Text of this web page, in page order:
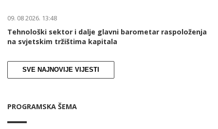
09. 08 2026. 13:48
Tehnološki sektor i dalje glavni barometar raspoloženja
na svjetskim tržištima kapitala
SVE NAJNOVIJE VIJESTI
PROGRAMSKA ŠEMA